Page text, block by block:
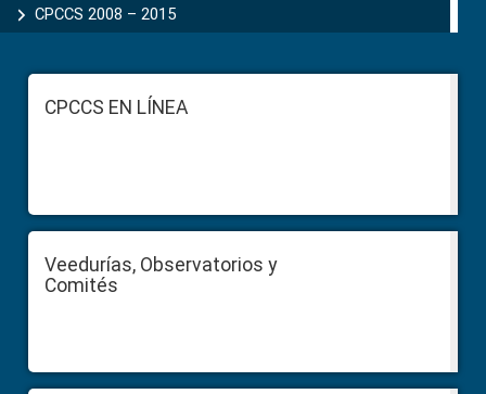
CPCCS 2008 – 2015
FooterCPCCS EN LÍNEA
Veedurías, Observatorios y
Comités